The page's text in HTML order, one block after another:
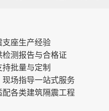
支座生产经验
检测报告与合格证
批量与定制
现场指导一站式服务
配各类建筑隔震工程